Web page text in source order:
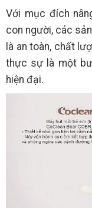
Với mục đích
con người, các
là an toàn, chất
thực sự là một
hiện đại.